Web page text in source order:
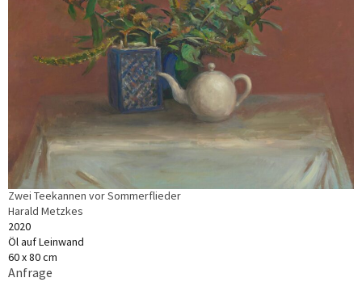
Zwei Teekannen vor Sommerflieder
Harald Metzkes
2020
Öl auf Leinwand
60 x 80 cm
Anfrage